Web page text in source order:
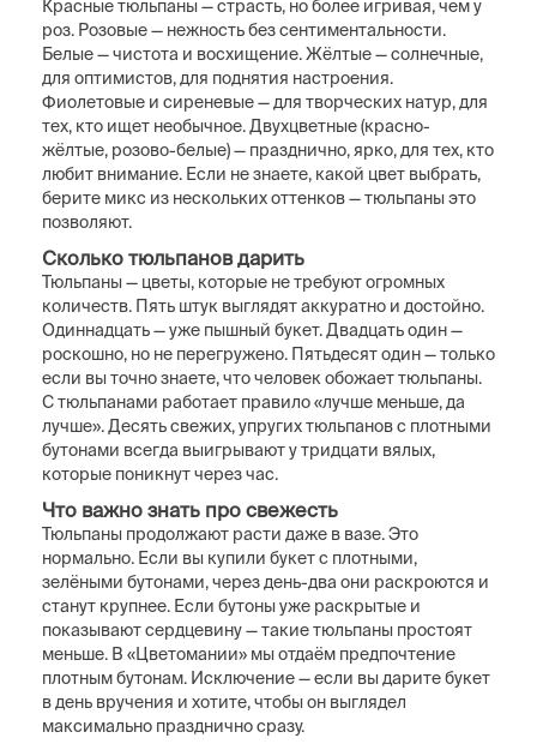
Красные тюльпаны — страсть, но более игривая, чем у
роз. Розовые — нежность без сентиментальности.
Белые — чистота и восхищение. Жёлтые — солнечные,
для оптимистов, для поднятия настроения.
Фиолетовые и сиреневые — для творческих натур, для
тех, кто ищет необычное. Двухцветные (красно-
жёлтые, розово-белые) — празднично, ярко, для тех, кто
любит внимание. Если не знаете, какой цвет выбрать,
берите микс из нескольких оттенков — тюльпаны это
позволяют.
Сколько тюльпанов дарить
Тюльпаны — цветы, которые не требуют огромных
количеств. Пять штук выглядят аккуратно и достойно.
Одиннадцать — уже пышный букет. Двадцать один —
роскошно, но не перегружено. Пятьдесят один — только
если вы точно знаете, что человек обожает тюльпаны.
С тюльпанами работает правило «лучше меньше, да
лучше». Десять свежих, упругих тюльпанов с плотными
бутонами всегда выигрывают у тридцати вялых,
которые поникнут через час.
Что важно знать про свежесть
Тюльпаны продолжают расти даже в вазе. Это
нормально. Если вы купили букет с плотными,
зелёными бутонами, через день-два они раскроются и
станут крупнее. Если бутоны уже раскрытые и
показывают сердцевину — такие тюльпаны простоят
меньше. В «Цветомании» мы отдаём предпочтение
плотным бутонам. Исключение — если вы дарите букет
в день вручения и хотите, чтобы он выглядел
максимально празднично сразу.